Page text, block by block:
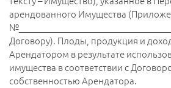
арендованного Имущества
Договору). Плоды, продукция и
Арендатором в результате
имущества в соответствии с
собственностью Арендатора.